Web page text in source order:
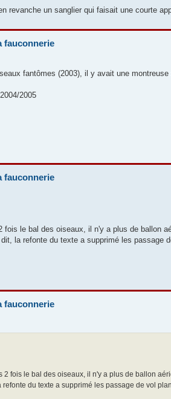
revanche un sanglier qui faisait une courte
fauconnerie
fantômes (2003), il y avait une montreuse
2005
fauconnerie
le bal des oiseaux, il n'y a plus de ballon
la refonte du texte a supprimé les passage
fauconnerie
fois le bal des oiseaux, il n'y a plus de ballon
du texte a supprimé les passage de vol